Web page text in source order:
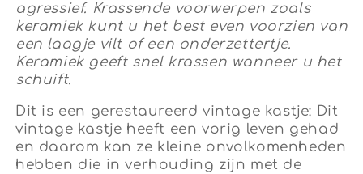
agressief. Krassende voorwerpen zoals
keramiek kunt u het best even voorzien van
een laagje vilt of een onderzettertje.
Keramiek geeft snel krassen wanneer u het
schuift.
Dit is een gerestaureerd vintage kastje: Dit
vintage kastje heeft een vorig leven gehad
en daarom kan ze kleine onvolkomenheden
hebben die in verhouding zijn met de